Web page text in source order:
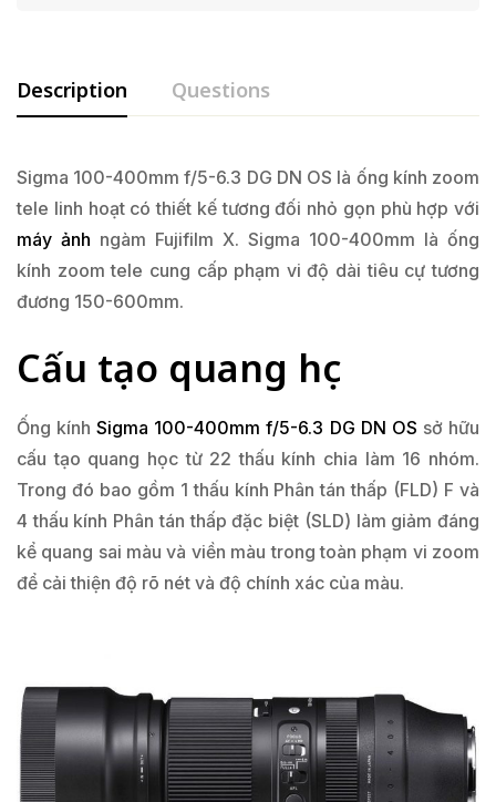
Description Questions
Sigma 100-400mm f/5-6.3 DG DN OS là ống kính zoom
tele linh hoạt có thiết kế tương đối nhỏ gọn phù hợp với
máy ảnh ngàm Fujifilm X. Sigma 100-400mm là ống
kính zoom tele cung cấp phạm vi độ dài tiêu cự tương
đương 150-600mm.
Cấu tạo quang học
Ống kínhSigma 100-400mm f/5-6.3 DG DN OS sở hữu
cấu tạo quang học từ 22 thấu kính chia làm 16 nhóm.
Trong đó bao gồm 1 thấu kính Phân tán thấp (FLD) F và
4 thấu kính Phân tán thấp đặc biệt (SLD) làm giảm đáng
kể quang sai màu và viền màu trong toàn phạm vi zoom
để cải thiện độ rõ nét và độ chính xác của màu.